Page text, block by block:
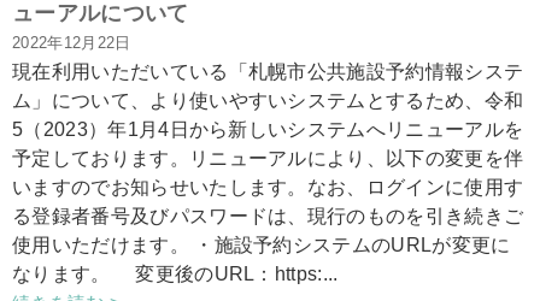
ューアルについて
2022年12月22日
現在利用いただいている「札幌市公共施設予約情報システ
ム」について、より使いやすいシステムとするため、令和
5（2023）年1月4日から新しいシステムへリニューアルを
予定しております。リニューアルにより、以下の変更を伴
いますのでお知らせいたします。なお、ログインに使用す
る登録者番号及びパスワードは、現行のものを引き続きご
使用いただけます。 ・施設予約システムのURLが変更に
なります。 変更後のURL：https:...